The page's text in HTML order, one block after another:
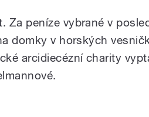
Za peníze vybrané v
domky v horských
arcidiecézní charity